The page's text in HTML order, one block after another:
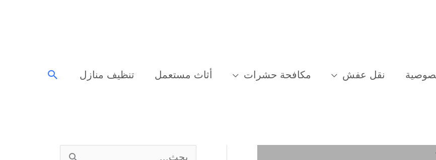
نقل عفش مكافحة حشرات أثاث مستعمل تنظيف منازل البحث